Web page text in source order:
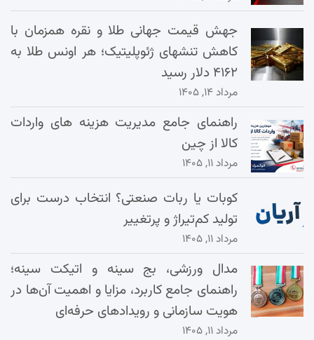
جهش قیمت جهانی طلا و نقره همزمان با
کاهش تنشهای ژئوپلیتیک؛ هر اونس طلا به
۴۱۶۲ دلار رسید
مرداد ۱۴, ۱۴۰۵
راهنمای جامع مدیریت هزینه‌ های واردات
کالا از چین
مرداد ۱۱, ۱۴۰۵
کوبات یا ربات صنعتی؟ انتخاب درست برای
تولید کم‌تیراژ و پرتغییر
مرداد ۱۱, ۱۴۰۵
مدال ورزشی، بج سینه و اتیکت سینه؛
راهنمای جامع کاربرد، مزایا و اهمیت آن‌ها در
هویت سازمانی و رویدادهای حرفه‌ای
مرداد ۱۱, ۱۴۰۵